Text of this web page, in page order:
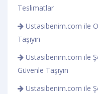
Teslimatlar
Ustasibenim.com ile
Taşıyın
Ustasibenim.com ile
Güvenle Taşıyın
Ustasibenim.com ile